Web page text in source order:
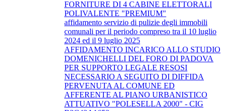
FORNITURE DI 4 CABINE ELETTORALI
POLIVALENTE "PREMIUM"
affidamento servizio di pulizie degli immobili
comunali per il periodo compreso tra il 10 luglio
2024 ed il 9 luglio 2025
AFFIDAMENTO INCARICO ALLO STUDIO
DOMENICHELLI DEL FORO DI PADOVA
PER SUPPORTO LEGALE RESOSI
NECESSARIO A SEGUITO DI DIFFIDA
PERVENUTA AL COMUNE ED
AFFERENTE AL PIANO URBANISTICO
ATTUATIVO "POLESELLA 2000" - CIG